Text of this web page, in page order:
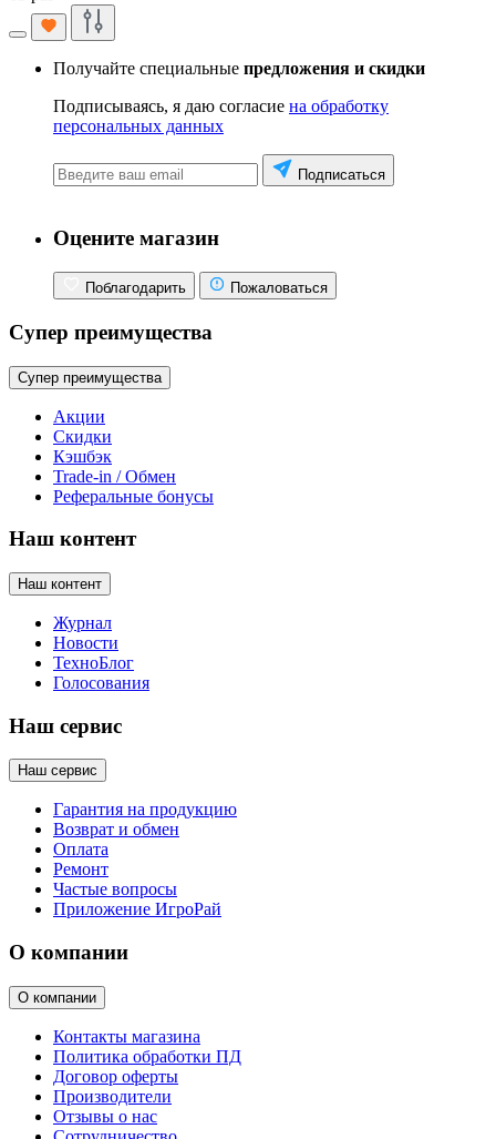
Получайте специальные предложения и скидки
Подписываясь, я даю согласие на обработку
персональных данных
Подписаться
Оцените магазин
Поблагодарить Пожаловаться
Супер преимущества
Супер преимущества
Акции
Скидки
Кэшбэк
Trade-in / Обмен
Реферальные бонусы
Наш контент
Наш контент
Журнал
Новости
ТехноБлог
Голосования
Наш сервис
Наш сервис
Гарантия на продукцию
Возврат и обмен
Оплата
Ремонт
Частые вопросы
Приложение ИгроРай
О компании
О компании
Контакты магазина
Политика обработки ПД
Договор оферты
Производители
Отзывы о нас